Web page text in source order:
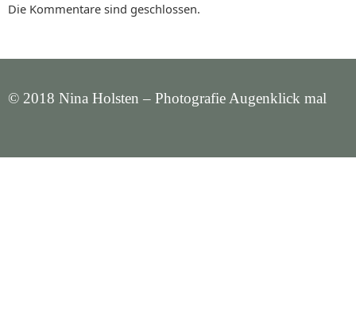
Die Kommentare sind geschlossen.
© 2018 Nina Holsten – Photografie Augenklick mal